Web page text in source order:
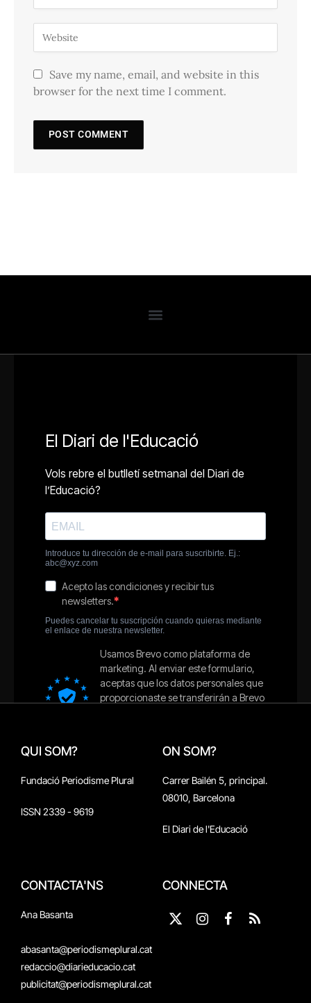
Save my name, email, and website in this
browser for the next time I comment.
QUI SOM?
Fundació Periodisme Plural
ISSN 2339 - 9619
ON SOM?
Carrer Bailén 5, principal.
08010, Barcelona
El Diari de l'Educació
CONTACTA'NS
Ana Basanta
abasanta@periodismeplural.cat
redaccio@diarieducacio.cat
publicitat@periodismeplural.cat
CONNECTA
X
Instagram
Facebook
RSS